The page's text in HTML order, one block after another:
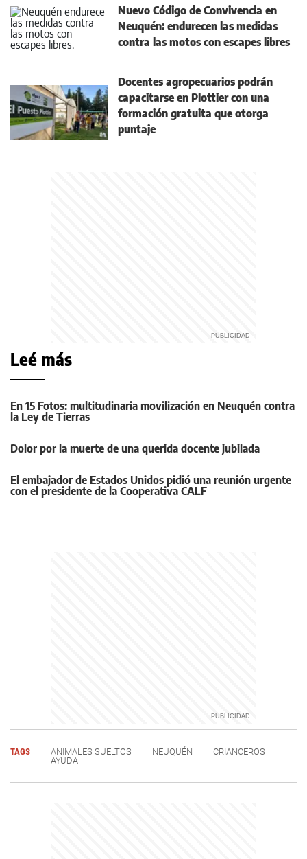
Nuevo Código de Convivencia en
Neuquén: endurecen las medidas
contra las motos con escapes libres
Docentes agropecuarios podrán
capacitarse en Plottier con una
formación gratuita que otorga
puntaje
Leé más
En 15 Fotos: multitudinaria movilización en Neuquén contra
la Ley de Tierras
Dolor por la muerte de una querida docente jubilada
El embajador de Estados Unidos pidió una reunión urgente
con el presidente de la Cooperativa CALF
TAGS ANIMALES SUELTOS NEUQUÉN
CRIANCEROS
AYUDA